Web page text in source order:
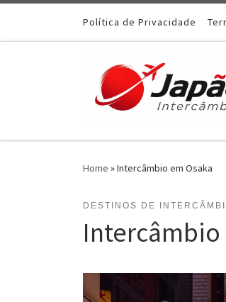
Política de Privacidade
Home »Intercâmbio em Osaka
DESTINOS DE
Intercâmbio